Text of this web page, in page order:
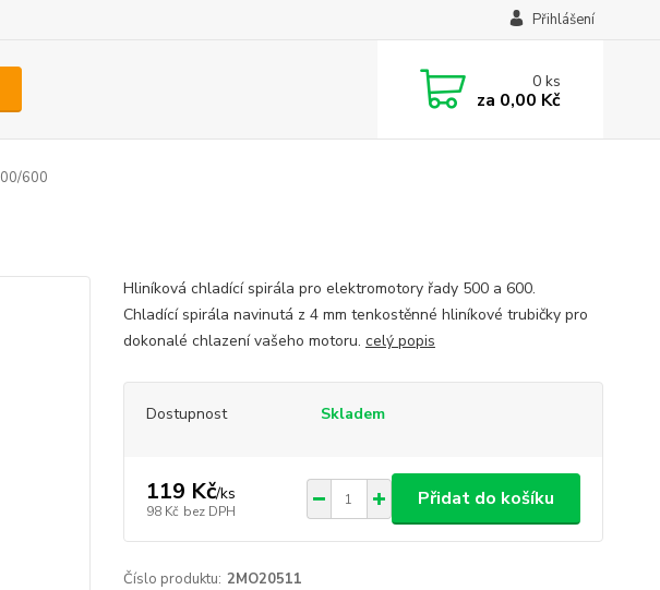
Přihlášení
0ks
za 0,00 Kč
600
Hliníková chladící spirála pro elektromotory řady 500 a 600.
Chladící spirála navinutá z 4 mm tenkostěnné hliníkové trubičky pro
dokonalé chlazení vašeho motoru. celý popis
Dostupnost Skladem
119 Kč/ks
98 Kč bez DPH
Přidat do košíku
Číslo produktu: 2MO20511